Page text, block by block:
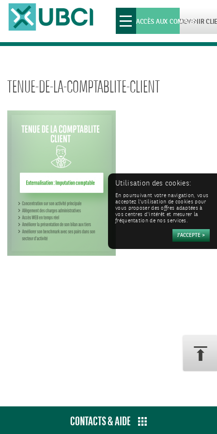
Toggle
navigationDEVENIR
ACCÈS AUX COMPTES
TENUE-DE-LA-COMPTABLITE-CLIENT
CONTACTS & AIDE
Utilisation des cookies:
En poursuivant votre navigation, vous
acceptez l'utilisation de cookies pour
vous proposer des offres adaptées à
vos centres d'intérêt et mesurer la
fréquentation de nos services.